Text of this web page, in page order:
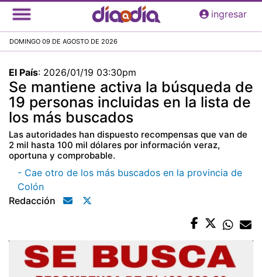
Pasar
al
principal
ingresar
DOMINGO 09 DE AGOSTO DE 2026
El País: 2026/01/19 03:30pm
Se mantiene activa la búsqueda de
19 personas incluidas en la lista de
los más buscados
Las autoridades han dispuesto recompensas que van de
2 mil hasta 100 mil dólares por información veraz,
oportuna y comprobable.
- Cae otro de los más buscados en la provincia de
Colón
Redacción